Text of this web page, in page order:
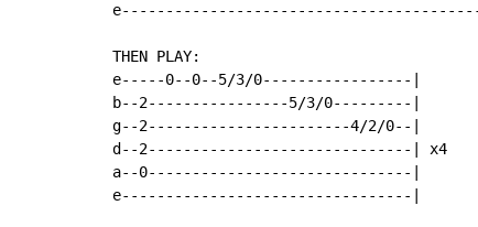
THEN PLAY:
e-----0--0--5/3/0-----------------|
b--2----------------5/3/0---------|
g--2-----------------------4/2/0--|
d--2------------------------------| x4
a--0------------------------------|
e---------------------------------|